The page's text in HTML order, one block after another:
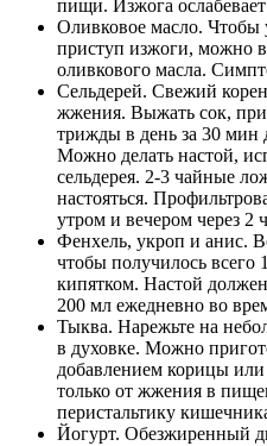
пищи. Изжога
Оливковое масло. Чтобы
приступ изжоги, можно
оливкового масла.
Сельдерей. Свежий
жжения. Выжать сок,
трижды в день за 30 мин
Можно делать настой,
сельдерея. 2-3 чайные
настояться.
утром и вечером через 2
Фенхель, укроп и анис.
чтобы получилось всего
кипятком. Настой
200 мл ежедневно во
Тыква. Нарежьте на
в духовке. Можно
добавлением корицы
только от жжения в
перистальтику
Йогурт. Обезжиренный